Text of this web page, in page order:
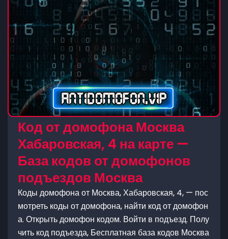
Код от домофона Москва
Хабаровская, 4 на карте —
База кодов от домофонов
подъездов Москва
Коды домофона от Москва, Хабаровская, 4, — пос
мотреть коды от домофона, найти код от домофон
а. Открыть домофон кодом. Войти в подъезд. Полу
чить код подъезда, Бесплатная база кодов Москва